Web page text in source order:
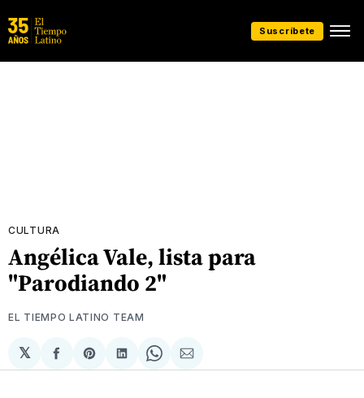
Suscríbete
CULTURA
Angélica Vale, lista para
"Parodiando 2"
EL TIEMPO LATINO TEAM
𝕏
Compartir
en
Share
on
Compartir
en
Share
on
Compartir
via